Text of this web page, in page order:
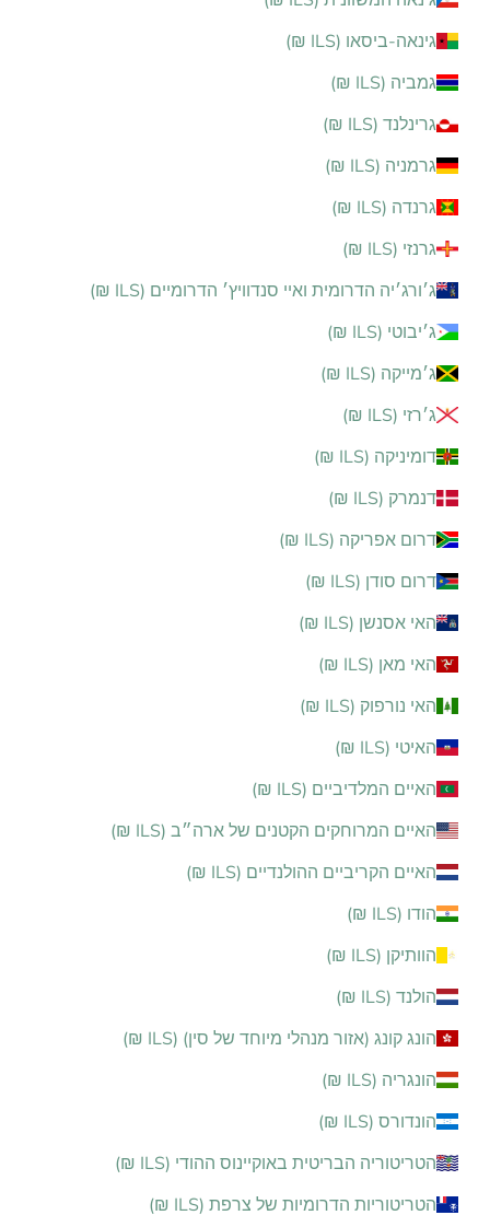
גינאה-ביסאו (ILS ₪)
גמביה (ILS ₪)
גרינלנד (ILS ₪)
גרמניה (ILS ₪)
גרנדה (ILS ₪)
גרנזי (ILS ₪)
ג׳ורג׳יה הדרומית ואיי סנדוויץ׳ הדרומיים (ILS ₪)
ג׳יבוטי (ILS ₪)
ג׳מייקה (ILS ₪)
ג׳רזי (ILS ₪)
דומיניקה (ILS ₪)
דנמרק (ILS ₪)
דרום אפריקה (ILS ₪)
דרום סודן (ILS ₪)
האי אסנשן (ILS ₪)
האי מאן (ILS ₪)
האי נורפוק (ILS ₪)
האיטי (ILS ₪)
האיים המלדיביים (ILS ₪)
האיים המרוחקים הקטנים של ארה״ב (ILS ₪)
האיים הקריביים ההולנדיים (ILS ₪)
הודו (ILS ₪)
הוותיקן (ILS ₪)
הולנד (ILS ₪)
הונג קונג (אזור מנהלי מיוחד של סין) (ILS ₪)
הונגריה (ILS ₪)
הונדורס (ILS ₪)
הטריטוריה הבריטית באוקיינוס ההודי (ILS ₪)
הטריטוריות הדרומיות של צרפת (ILS ₪)